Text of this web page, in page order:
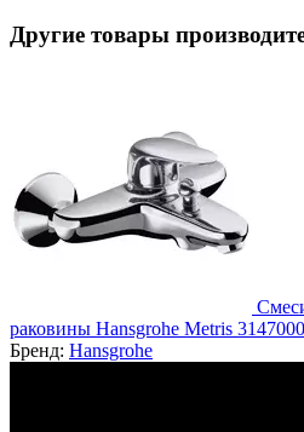
Другие товары
раковины Hansgrohe Metris
Бренд: Hansgrohe